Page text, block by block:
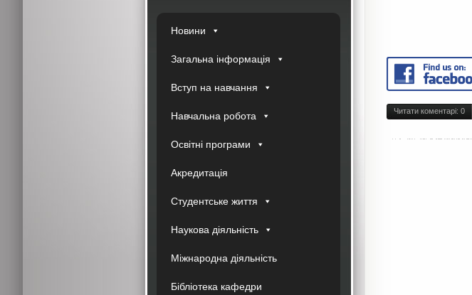
Новини
Загальна інформація
Вступ на навчання
Навчальна робота
Освітні програми
Акредитація
Студентське життя
Наукова діяльність
Міжнародна діяльність
Бібліотека кафедри
Читати коментарі: 0